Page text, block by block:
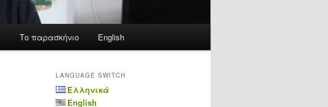
Το παρασκήνιο English
LANGUAGE SWITCH
Ελληνικά
English